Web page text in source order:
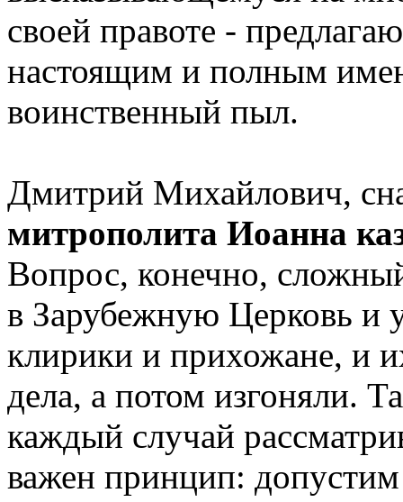
своей правоте -
настоящим и полным
воинственный пыл.
Дмитрий Михайлович,
митрополита Иоанна
Вопрос, конечно,
в Зарубежную Церковь и
клирики и прихожане, и
дела, а потом изгоняли.
каждый случай
важен принцип: